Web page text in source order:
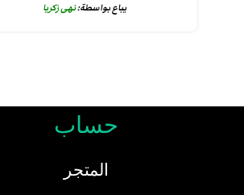
يباع بواسطة:نهى زكريا
حساب
المتجر